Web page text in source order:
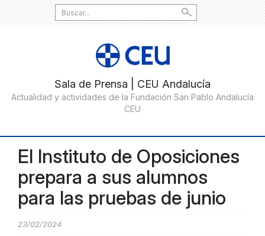
Search
for:
El Instituto de Oposiciones
prepara a sus alumnos
para las pruebas de junio
23/02/2024